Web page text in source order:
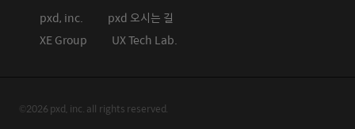
pxd, inc.
pxd 오시는 길
XE Group
UX Tech Lab.
©2026 pxd, inc. all rights reserved.